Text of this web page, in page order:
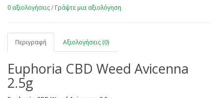
0 αξιολογήσεις/Γράψτε μια αξιολόγηση
Περιγραφή Αξιολογήσεις (0)
Euphoria CBD Weed Avicenna
2.5g